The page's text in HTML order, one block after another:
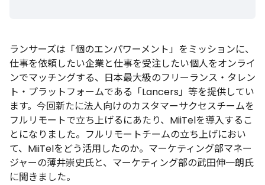
ランサーズは「個のエンパワーメント」をミッションに、
仕事を依頼したい企業と仕事を受注したい個人をオンライ
ンでマッチングする、日本最大級のフリーランス・タレン
ト・プラットフォームである「Lancers」等を提供してい
ます。今回新たに法人向けのカスタマーサクセスチームを
フルリモートで立ち上げるにあたり、MiiTelを導入するこ
とになりました。フルリモートチームの立ち上げにおい
て、MiiTelをどう活用したのか。マーケティング部マネー
ジャーの薄井崇史氏と、マーケティング部の武田伸一朗氏
に聞きました。